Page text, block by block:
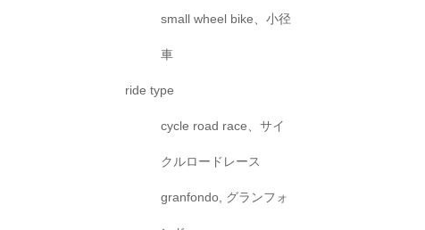
small wheel bike、小径
車
ride type
cycle road race、サイ
クルロードレース
granfondo, グランフォ